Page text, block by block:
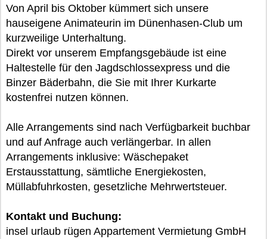
Von April bis Oktober kümmert sich unsere
hauseigene Animateurin im Dünenhasen-Club um
kurzweilige Unterhaltung.
Direkt vor unserem Empfangsgebäude ist eine
Haltestelle für den Jagdschlossexpress und die
Binzer Bäderbahn, die Sie mit Ihrer Kurkarte
kostenfrei nutzen können.
Alle Arrangements sind nach Verfügbarkeit buchbar
und auf Anfrage auch verlängerbar. In allen
Arrangements inklusive: Wäschepaket
Erstausstattung, sämtliche Energiekosten,
Müllabfuhrkosten, gesetzliche Mehrwertsteuer.
Kontakt und Buchung:
insel urlaub rügen Appartement Vermietung GmbH